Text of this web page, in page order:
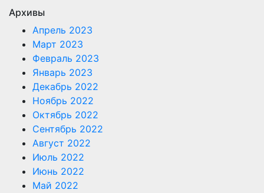
Архивы
Апрель 2023
Март 2023
Февраль 2023
Январь 2023
Декабрь 2022
Ноябрь 2022
Октябрь 2022
Сентябрь 2022
Август 2022
Июль 2022
Июнь 2022
Май 2022